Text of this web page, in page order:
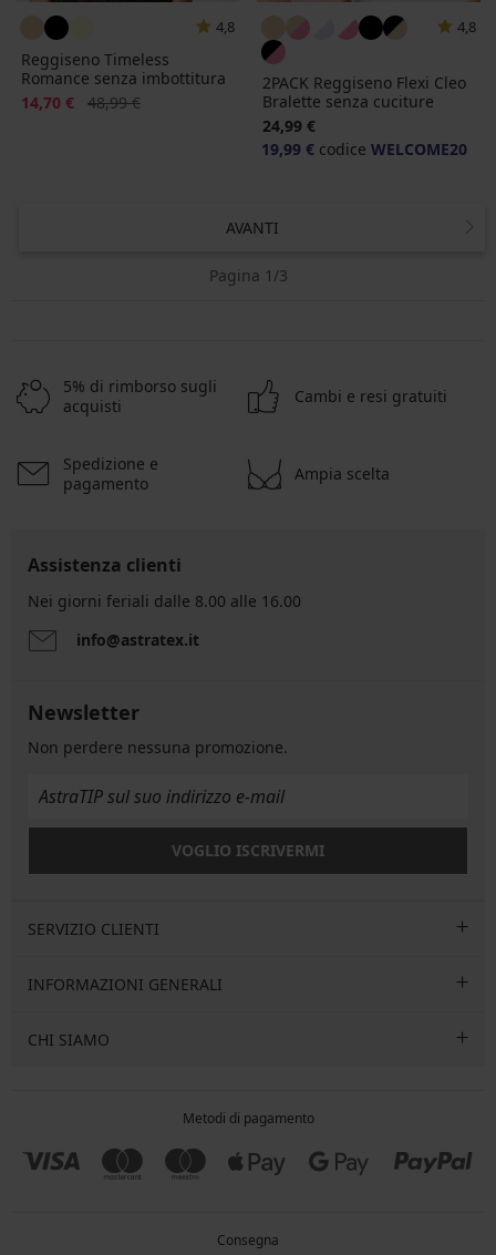
4,8
Reggiseno Timeless
Romance senza imbottitura
Sconto
14,70 € Prezzo originale
48,99 €
4,8
2PACK Reggiseno Flexi Cleo
Bralette senza cuciture
24,99 €
19,99 € codice WELCOME20
AVANTI
Pagina 1/3
5% di rimborso sugli
acquisti
Cambi e resi gratuiti
Spedizione e
pagamento
Ampia scelta
Assistenza clienti
Nei giorni feriali dalle 8.00 alle 16.00
info@astratex.it
Newsletter
Non perdere nessuna promozione.
VOGLIO ISCRIVERMI
SERVIZIO CLIENTI
INFORMAZIONI GENERALI
CHI SIAMO
Metodi di pagamento
Consegna